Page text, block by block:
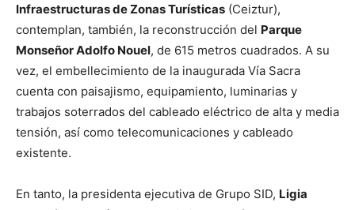
Infraestructuras de Zonas Turísticas (Ceiztur),
contemplan, también, la reconstrucción del Parque
Monseñor Adolfo Nouel, de 615 metros cuadrados. A su
vez, el embellecimiento de la inaugurada Vía Sacra
cuenta con paisajismo, equipamiento, luminarias y
trabajos soterrados del cableado eléctrico de alta y media
tensión, así como telecomunicaciones y cableado
existente.
En tanto, la presidenta ejecutiva de Grupo SID, Ligia